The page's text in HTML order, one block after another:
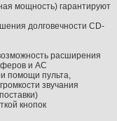
мощность) гарантируют
долговечности CD-
расширения
и АС
помощи пульта,
звучания
кнопок